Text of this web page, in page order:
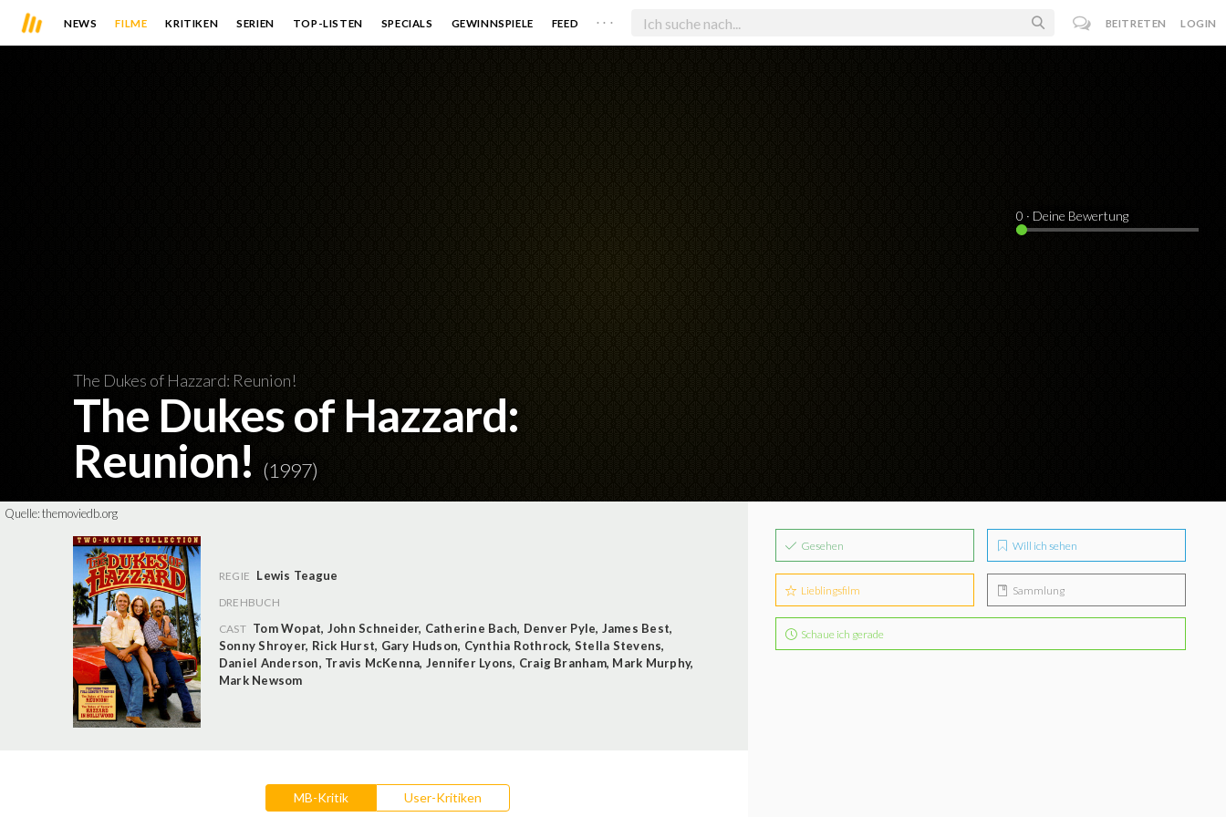
NEWS FILME KRITIKEN SERIEN TOP-LISTEN SPECIALS GEWINNSPIELE FEED . . . BEITRETEN LOGIN
The Dukes of Hazzard: Reunion!
The Dukes of Hazzard:
Reunion! (1997)
0 · Deine Bewertung
Quelle:themoviedb.org
REGIE Lewis Teague
DREHBUCH
CAST Tom Wopat, John Schneider, Catherine Bach, Denver Pyle, James Best,
Sonny Shroyer, Rick Hurst, Gary Hudson, Cynthia Rothrock, Stella Stevens,
Daniel Anderson, Travis McKenna, Jennifer Lyons, Craig Branham, Mark Murphy,
Mark Newsom
MB-Kritik User-Kritiken
Gesehen Will ich sehen
Lieblingsfilm Sammlung
Schaue ich gerade